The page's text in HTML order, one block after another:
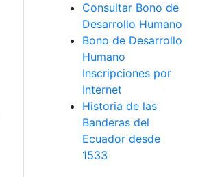
Consultar Bono de
Desarrollo Humano
Bono de Desarrollo
Humano
Inscripciones por
Internet
Historia de las
Banderas del
Ecuador desde
1533